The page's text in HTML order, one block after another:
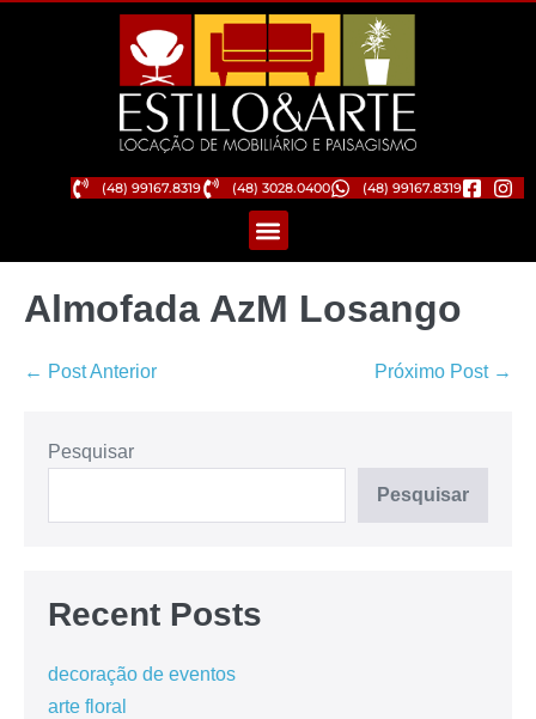
(48) 99167.8319 (48) 3028.0400 (48) 99167.8319
Almofada AzM Losango
← Post Anterior Próximo Post →
Pesquisar
Pesquisar
Recent Posts
decoração de eventos
arte floral